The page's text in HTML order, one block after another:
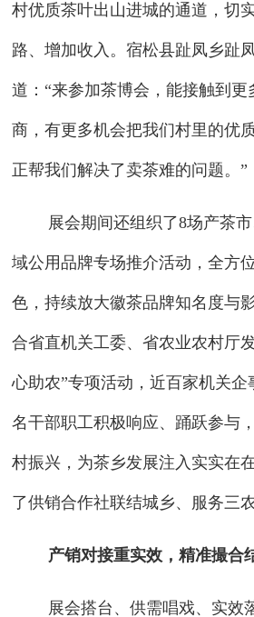
村优质茶叶出山进城的通道，切
路、增加收入。宿松县趾凤乡趾
道：“来参加茶博会，能接触到更
商，有更多机会把我们村里的优
正帮我们解决了卖茶难的问题。”
展会期间还组织了8场产茶
域公用品牌专场推介活动，全方
色，持续放大徽茶品牌知名度与
合省直机关工委、省农业农村厅
心助农”专项活动，近百家机关企
名干部职工积极响应、踊跃参与
村振兴，为茶乡发展注入实实在
了供销合作社联结城乡、服务三
产销对接重实效，精准撮合
展会搭台、供需唱戏、实效